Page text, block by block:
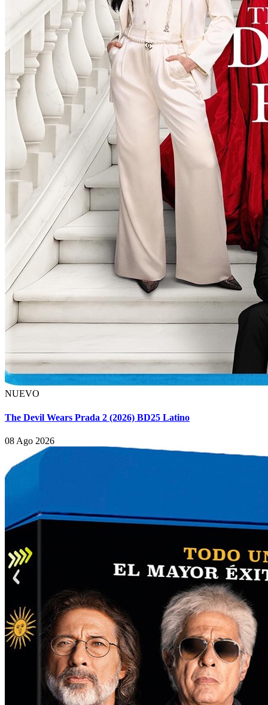
NUEVO
The Devil Wears Prada 2 (2026) BD25 Latino
08 Ago 2026